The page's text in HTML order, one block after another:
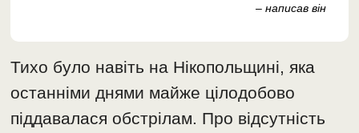
– написав він
Тихо було навіть на Нікопольщині, яка
останніми днями майже цілодобово
піддавалася обстрілам. Про відсутність